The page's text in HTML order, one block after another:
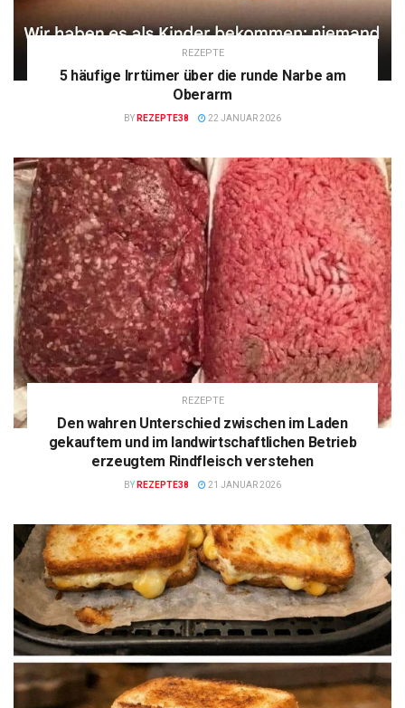
REZEPTE
5 häufige Irrtümer über die runde Narbe am
Oberarm
BY REZEPTE38 22 JANUAR 2026
REZEPTE
Den wahren Unterschied zwischen im Laden
gekauftem und im landwirtschaftlichen Betrieb
erzeugtem Rindfleisch verstehen
BY REZEPTE38 21 JANUAR 2026